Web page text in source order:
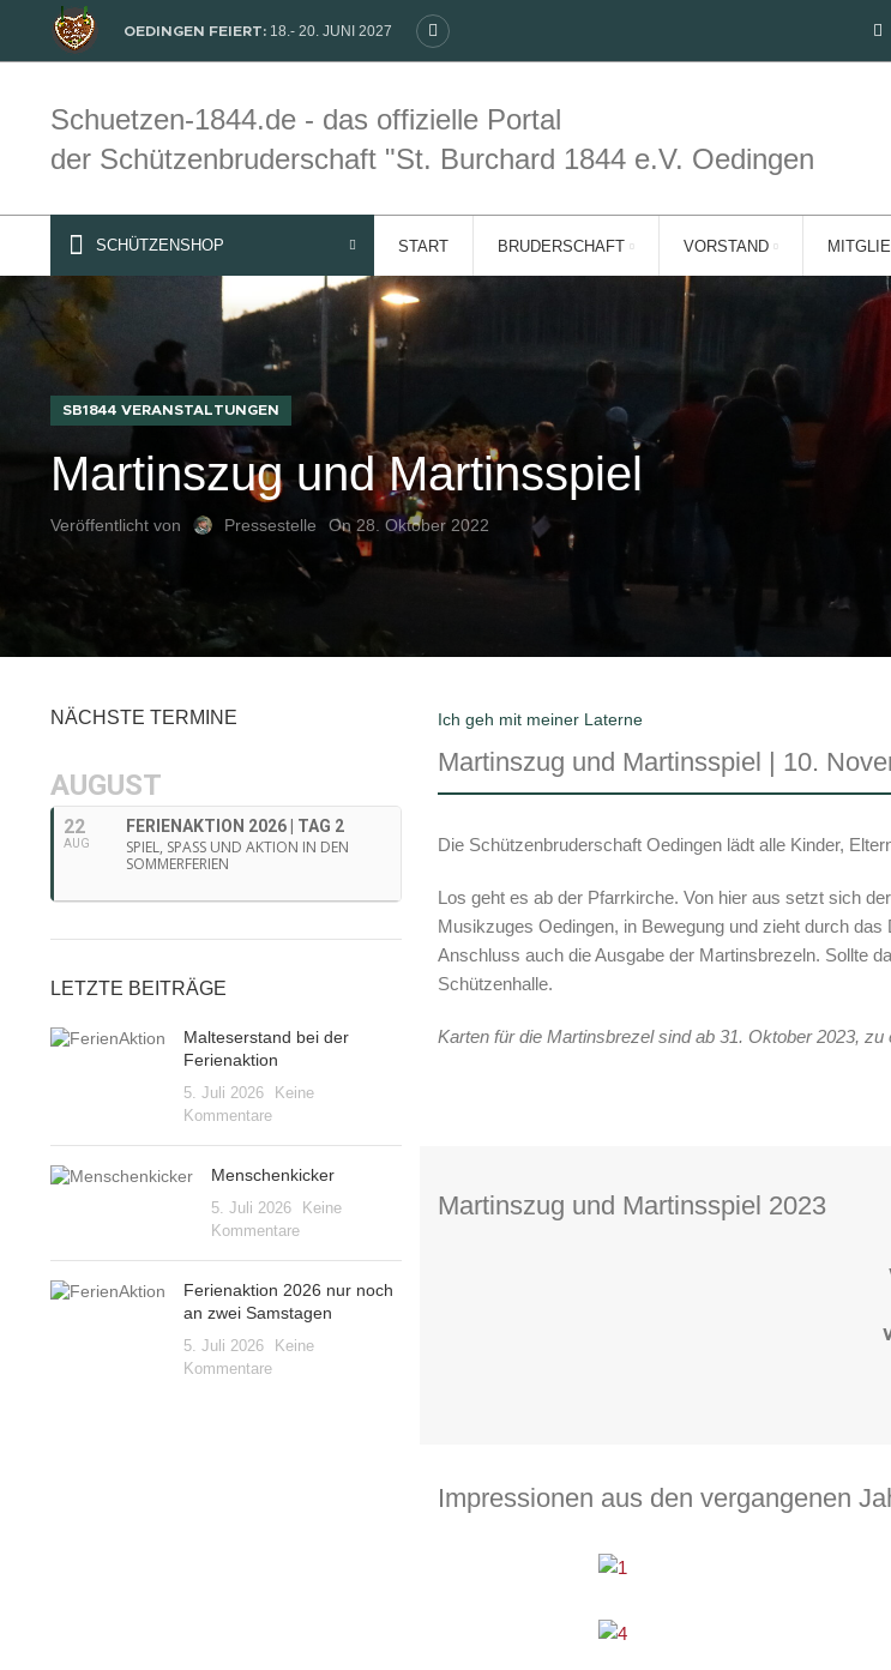
OEDINGEN FEIERT: 18.- 20. JUNI 2027
Schuetzen-1844.de - das offizielle Portal
der Schützenbruderschaft "St. Burchard 1844 e.V. Oedingen
SCHÜTZENSHOP START BRUDERSCHAFT VORSTAND
SB1844 VERANSTALTUNGEN
Martinszug und Martinsspiel
Veröffentlicht von Pressestelle On 28. Oktober 2022
Ich geh mit meiner Laterne
Martinszug und Martinsspiel | 10.
Die Schützenbruderschaft Oedingen lädt alle Kinder,
Los geht es ab der Pfarrkirche. Von hier aus setzt sich
Musikzuges Oedingen, in Bewegung und zieht durch
Anschluss auch die Ausgabe der Martinsbrezeln. Sollte
Schützenhalle.
Karten für die Martinsbrezel sind ab 31. Oktober 2023,
Martinszug und Martinsspiel 2023
Impressionen aus den vergangenen
NÄCHSTE TERMINE
AUGUST
22
AUG
FERIENAKTION 2026 | TAG 2
SPIEL, SPASS UND AKTION IN DEN
SOMMERFERIEN
LETZTE BEITRÄGE
Malteserstand bei der
Ferienaktion
5. Juli 2026
Keine
Kommentare
Menschenkicker
5. Juli 2026
Keine
Kommentare
Ferienaktion 2026 nur noch
an zwei Samstagen
5. Juli 2026
Keine
Kommentare